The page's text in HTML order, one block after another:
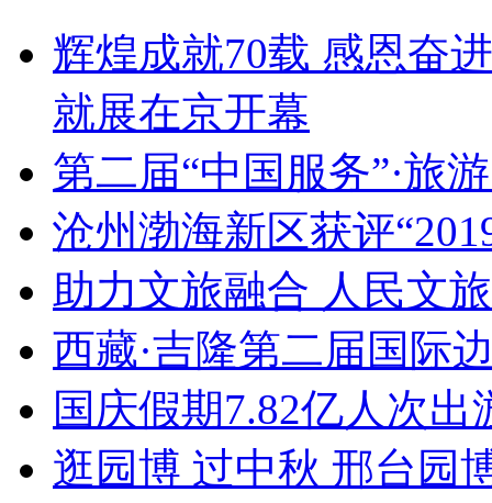
辉煌成就70载 感恩奋
就展在京开幕
第二届“中国服务”·旅
沧州渤海新区获评
助力文旅融合 人民文
西藏·吉隆第二届国际
国庆假期7.82亿人次
逛园博 过中秋 邢台园